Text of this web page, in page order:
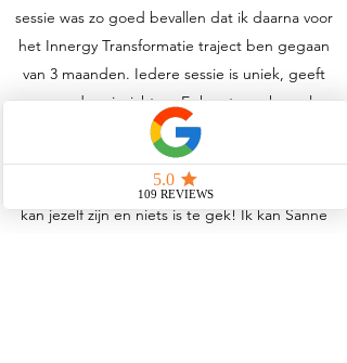
sessie was zo goed bevallen dat ik daarna voor
het Innergy Transformatie traject ben gegaan
van 3 maanden. Iedere sessie is uniek, geeft
weer andere inzichten. Er komt een hoop los
aan energie in je lichaam, wat nog lang
doorwerkt. Sanne staat echt voor je klaar,
luistert, ondersteund en je voelt je veilig. Je
kan jezelf zijn en niets is te gek! Ik kan Sanne